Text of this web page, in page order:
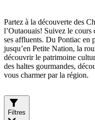
Partez à la découverte des
l’Outaouais! Suivez le
ses affluents. Du Pontiac en
jusqu’en Petite Nation, la
découvrir le patrimoine
des haltes gourmandes,
vous charmer par la région.
Filtres